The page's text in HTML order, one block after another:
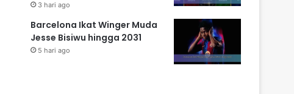
3 hari ago
Barcelona Ikat Winger Muda
Jesse Bisiwu hingga 2031
5 hari ago